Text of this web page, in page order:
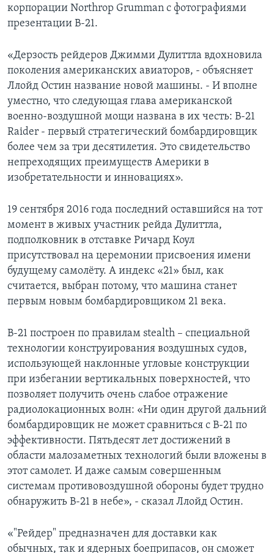
корпорации Northrop Grumman с фотографиями
презентации B-21.
«Дерзость рейдеров Джимми Дулиттла вдохновила
поколения американских авиаторов, - объясняет
Ллойд Остин название новой машины. - И вполне
уместно, что следующая глава американской
военно-воздушной мощи названа в их честь: B-21
Raider - первый стратегический бомбардировщик
более чем за три десятилетия. Это свидетельство
непреходящих преимуществ Америки в
изобретательности и инновациях».
19 сентября 2016 года последний оставшийся на тот
момент в живых участник рейда Дулиттла,
подполковник в отставке Ричард Коул
присутствовал на церемонии присвоения имени
будущему самолёту. А индекс «21» был, как
считается, выбран потому, что машина станет
первым новым бомбардировщиком 21 века.
B-21 построен по правилам stealth – специальной
технологии конструирования воздушных судов,
использующей наклонные угловые конструкции
при избегании вертикальных поверхностей, что
позволяет получить очень слабое отражение
радиолокационных волн: «Ни один другой дальний
бомбардировщик не может сравниться с B-21 по
эффективности. Пятьдесят лет достижений в
области малозаметных технологий были вложены в
этот самолет. И даже самым совершенным
системам противовоздушной обороны будет трудно
обнаружить B-21 в небе», - сказал Ллойд Остин.
«"Рейдер" предназначен для доставки как
обычных, так и ядерных боеприпасов, он сможет